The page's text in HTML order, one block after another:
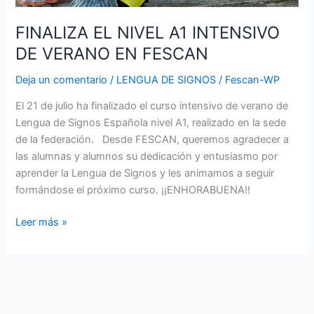
FINALIZA EL NIVEL A1 INTENSIVO
DE VERANO EN FESCAN
Deja un comentario / LENGUA DE SIGNOS / Fescan-WP
El 21 de julio ha finalizado el curso intensivo de verano de
Lengua de Signos Española nivel A1, realizado en la sede
de la federación. Desde FESCAN, queremos agradecer a
las alumnas y alumnos su dedicación y entusiasmo por
aprender la Lengua de Signos y les animamos a seguir
formándose el próximo curso. ¡¡ENHORABUENA!!
Leer más »